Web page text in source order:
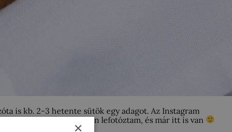
is kb. 2-3 hetente sütök egy adagot. Az Instagram
kimértem, szépen lefotóztam, és már itt is van
×